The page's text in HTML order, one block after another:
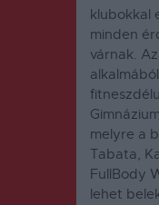
klubokkal
minden
várnak.
melyre a
Tabata,
FullBody
lehet